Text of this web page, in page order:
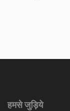
हमसे जुड़िये